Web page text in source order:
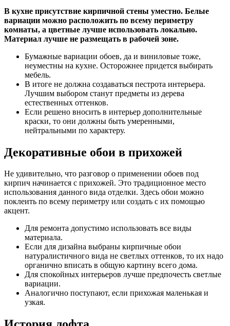
В кухне присутствие кирпичной стены уместно. Белые
вариации можно расположить по всему периметру
комнаты, а цветные лучше использовать локально.
Материал лучше не размещать в рабочей зоне.
Бумажные вариации обоев, да и виниловые тоже,
неуместны на кухне. Осторожнее придется выбирать
мебель.
В итоге не должна создаваться пестрота интерьера.
Лучшим выбором станут предметы из дерева
естественных оттенков.
Если решено вносить в интерьер дополнительные
краски, то они должны быть умеренными,
нейтральными по характеру.
Декоративные обои в прихожей
Не удивительно, что разговор о применении обоев под
кирпич начинается с прихожей. Это традиционное место
использования данного вида отделки. Здесь обои можно
поклеить по всему периметру или создать с их помощью
акцент.
Для ремонта допустимо использовать все виды
материала.
Если для дизайна выбраны кирпичные обои
натуралистичного вида не светлых оттенков, то их надо
органично вписать в общую картину всего дома.
Для спокойных интерьеров лучше предпочесть светлые
вариации.
Аналогично поступают, если прихожая маленькая и
узкая.